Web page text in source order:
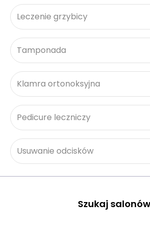
Leczenie grzybicy
Tamponada
Klamra ortonoksyjna
Pedicure leczniczy
Usuwanie odcisków
Szukaj salonów